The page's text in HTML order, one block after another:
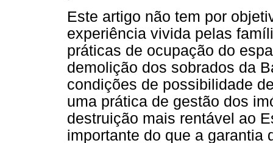
Este artigo não tem por
experiência vivida pelas
práticas de ocupação do
demolição dos sobrados da
condições de possibilidade
uma prática de gestão dos
destruição mais rentável ao
importante do que a garantia